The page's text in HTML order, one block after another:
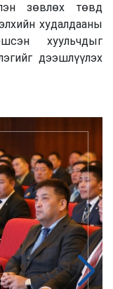
зөвлөх төвд
худалдааны
хуульчдыг
дээшлүүлэх